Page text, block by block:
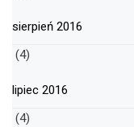
sierpień 2016
(4)
lipiec 2016
(4)